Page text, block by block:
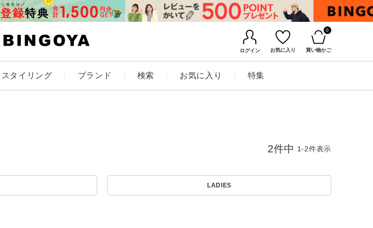
ログイン お気に入り
0
買い物かご
スタイリング ブランド 検索 お気に入り 特集
アイテムを探す BINGOYAについて
価格
LADIES
2件中 1-2件表示